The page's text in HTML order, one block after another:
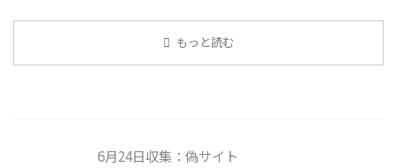
もっと読む
6月24日収集：偽サイト